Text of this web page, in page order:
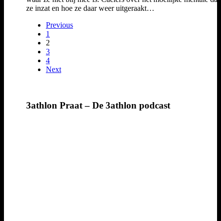
ze inzat en hoe ze daar weer uitgeraakt…
Previous
1
2
3
4
Next
3athlon Praat – De 3athlon podcast